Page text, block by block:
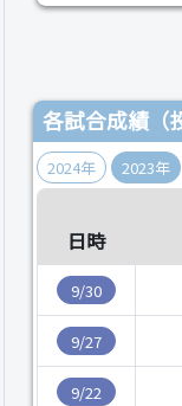
各試合成績（
2024年 2023年
日時
9/30
9/27
9/22